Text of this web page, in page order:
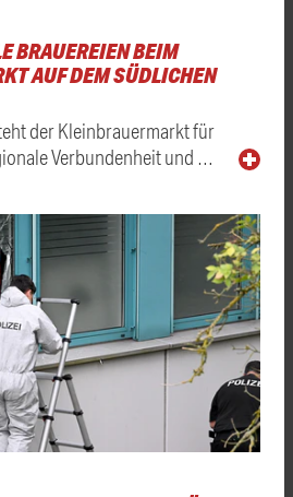
BRAUEREIEN BEIM
AUF DEM SÜDLICHEN
der Kleinbrauermarkt für
Verbundenheit und …